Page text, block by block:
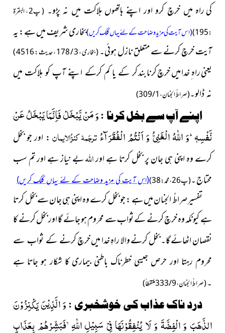
کیراہ میں خرچ کرو اور اپنے ہاتھوں ہلاکت میں نہ پڑو۔
( پ2 ، البقرة
:
195 ) (اس آیت کی مزید وضاحت کے لئے یہاں کلک کریں)بخاری شریف میں ہے : یہ
آیت خرچ کرنے سے متعلق نازل ہوئی۔( بخاری ، 3 / 178 ، حدیث : 4516 )
یعنی راہ ِ خدا میں خرچ کرنا بندکر کے یا کم کرکے اپنے آپ کو ہلاکت میں
نہ ڈالو۔( صراطُ الجنان ، 1 / 309 )
اپنے آپ سے بخل کرنا :وَ مَنْ یَّبْخَلْ فَاِنَّمَا یَبْخَلُ عَنْ
نَّفْسِهٖؕ-وَ اللّٰهُ الْغَنِیُّ وَ اَنْتُمُ الْفُقَرَآءُترجَمۂ کنزُالایمان: اور جو بخل
کرےوہ اپنی ہی جان پر بخل کرتا ہے اوراللہبے نیاز ہے اور تم سب
محتاج ۔( پ26 ، محمد : 38 ) (اس آیت کی مزید وضاحت کے لئے یہاں کلک کریں)
تفسیر صراطُ الجنان میں ہے : جو بخل کرے وہ اپنی ہی جان سے بخل کرتا
ہے کیونکہ وہ خرچ کرنے کے ثواب سے محروم ہو جائے گا اور بخل کرنے کا
نقصان اٹھائے گا۔ بخل کرنے والا راہِ خدا میں خرچکرنے کے ثواب سے
محروم رہتا اور حرص جیسی خطرناک باطنی بیماریکا شکار ہو جاتا ہے
۔( صراطُ الجنان ، 9 / 333 ملتقطاً )
درد ناک عذاب کی خوشخبری :وَ الَّذِیْنَ یَكْنِزُوْنَ
الذَّهَبَ وَ الْفِضَّةَ وَ لَا یُنْفِقُوْنَهَا فِیْ سَبِیْلِ اللّٰهِۙ-فَبَشِّرْهُمْ بِعَذَابٍ